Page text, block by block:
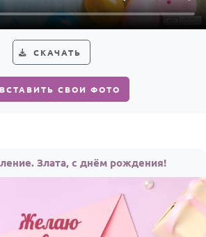
СКАЧАТЬ
ВСТАВИТЬ СВОИ ФОТО
Злата, с днём рождения!